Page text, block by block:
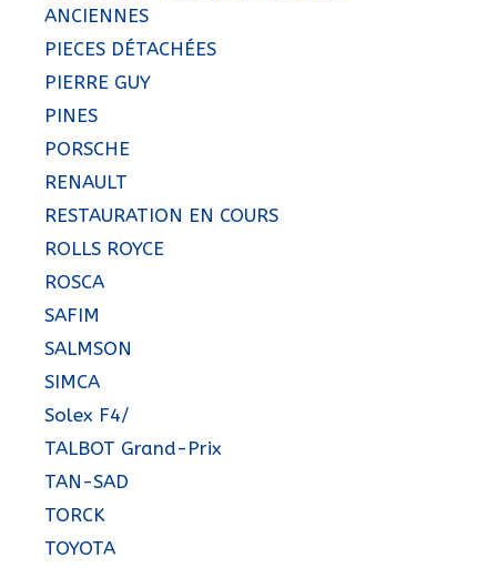
ANCIENNES
PIECES DÉTACHÉES
PIERRE GUY
PINES
PORSCHE
RENAULT
RESTAURATION EN COURS
ROLLS ROYCE
ROSCA
SAFIM
SALMSON
SIMCA
Solex F4/
TALBOT Grand-Prix
TAN-SAD
TORCK
TOYOTA